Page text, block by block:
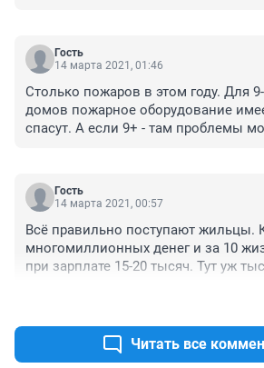
Гость
14 марта 2021, 01:46
Столько пожаров в этом году. Для
домов пожарное оборудование
спасут. А если 9+ - там проблемы
Гость
14 марта 2021, 00:57
Всё правильно поступают жильцы.
многомиллионных денег и за 10
при зарплате 15-20 тысяч. Тут уж
Читать все